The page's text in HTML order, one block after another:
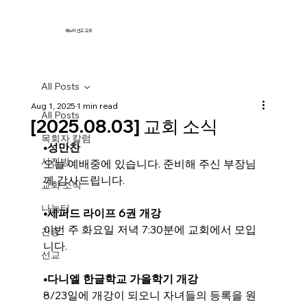
새누리 선교 교회
All Posts
목회자 칼럼
사진방
교회 소식
나눔터
간증
선교
All Posts
[2025.08.03] 교회 소식
Aug 1, 20251 min read
•성만찬
오늘 예배중에 있습니다. 준비해 주신 부장님
께 감사드립니다.
•세퍼드 라이프 6권 개강
이번 주 화요일 저녁 7:30분에 교회에서 모입
니다.
•다니엘 한글학교 가을학기 개강
8/23일에 개강이 되오니 자녀들의 등록을 원